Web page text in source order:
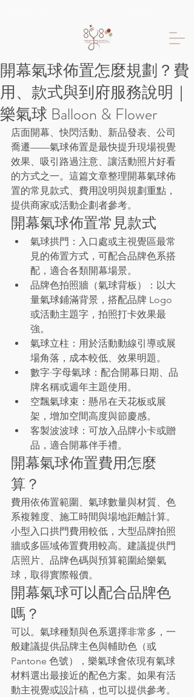
開幕氣球佈置怎麼規劃？費
用、款式與到府服務說明｜
樂氣球 Balloon & Flower
店面開幕、快閃活動、新品發表、公司
喬遷——氣球佈置是最快提升現場視覺
效果、吸引路過注意、讓活動照片好看
的方式之一。這篇文章整理開幕氣球佈
置的常見款式、費用說明與規劃重點，
提供商家或活動企劃者參考。
開幕氣球佈置常見款式
氣球拱門：入口處或主視覺區最常
見的佈置方式，可配合品牌色系搭
配，適合各類開幕場景。
品牌色拍照牆（氣球背板）：以大
量氣球鋪滿背景，搭配品牌 Logo
或活動主題字，拍照打卡效果最
強。
氣球立柱：用於活動動線引導或展
場角落，成本較低、效果明題。
數字·字母氣球：配合開幕日期、品
牌名稱或週年主題使用。
空飄氣球束：懸吊在天花板或展
架，增加空間高度與節慶感。
客製波波球：可放入品牌小卡或贈
品，適合開幕伴手禮。
開幕氣球佈置費用怎麼
算？
費用依佈置範圍、氣球數量與材質、色
系複雜度、施工時間與場地距離計算。
小型入口拱門費用較低，大型品牌拍照
牆或多區域佈置費用較高。建議提供門
店照片、品牌色碼與預算範圍給樂氣
球，取得實際報價。
開幕氣球可以配合品牌色
嗎？
可以。氣球種類與色系選擇非常多，一
般建議提供品牌主色與輔助色（或
Pantone 色號），樂氣球會依現有氣球
材料選出最接近的配色方案。如果有活
動主視覺或設計稿，也可以提供參考。